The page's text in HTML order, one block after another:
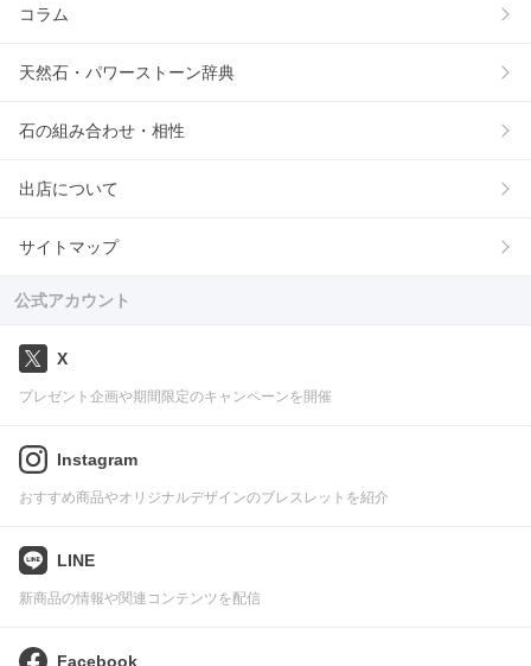
コラム
天然石・パワーストーン辞典
石の組み合わせ・相性
出店について
サイトマップ
公式アカウント
X
プレゼント企画や期間限定のキャンペーンを開催
Instagram
おすすめ商品やオリジナルデザインのブレスレットを紹介
LINE
新商品の情報や関連コンテンツを配信
Facebook